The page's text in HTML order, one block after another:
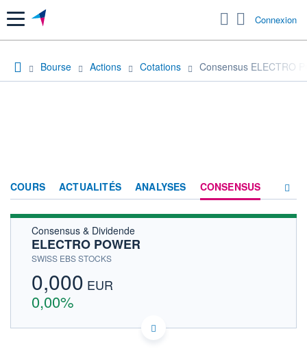
Menu Connexion
Bourse Actions Cotations Consensus ELECTRO
COURS ACTUALITÉS ANALYSES CONSENSUS
Consensus & Dividende
ELECTRO POWER
SWISS EBS STOCKS
0,000 EUR
0,00%
FR0012650166 OXEPSF